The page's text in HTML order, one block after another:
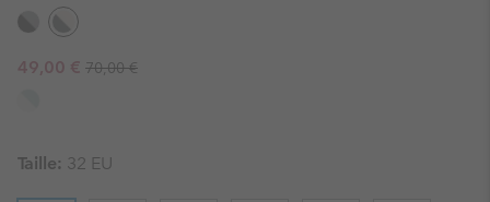
Sale price:
49,00 € Regular price:
70,00 €
Taille: 32 EU